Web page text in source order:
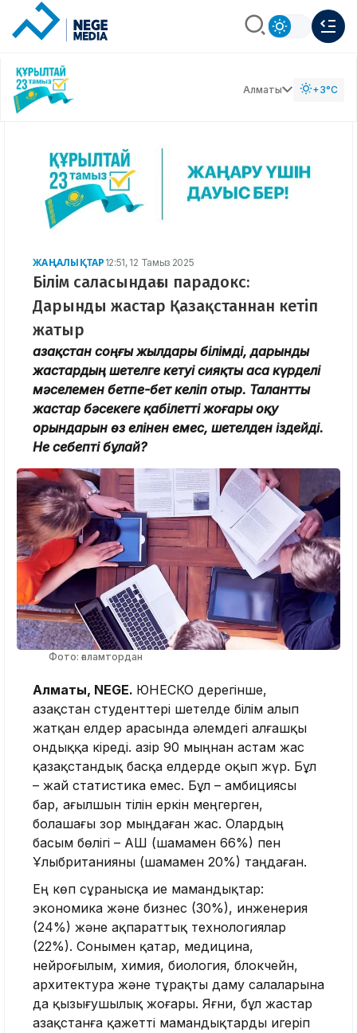
Алматы +3°C
ЖАҢАЛЫҚТАР 12:51, 12 Тамыз 2025
Білім саласындағы парадокс:
Дарынды жастар Қазақстаннан кетіп
жатыр
Қазақстан соңғы жылдары білімді, дарынды
жастардың шетелге кетуі сияқты аса күрделі
мәселемен бетпе-бет келіп отыр. Талантты
жастар бәсекеге қабілетті жоғары оқу
орындарын өз елінен емес, шетелден іздейді.
Не себепті бұлай?
Фото: ғаламтордан
Алматы, NEGE. ЮНЕСКО дерегінше,
Қазақстан студенттері шетелде білім алып
жатқан елдер арасында әлемдегі алғашқы
ондыққа кіреді. Қазір 90 мыңнан астам жас
қазақстандық басқа елдерде оқып жүр. Бұл
– жай статистика емес. Бұл – амбициясы
бар, ағылшын тілін еркін меңгерген,
болашағы зор мыңдаған жас. Олардың
басым бөлігі – АҚШ (шамамен 66%) пен
Ұлыбританияны (шамамен 20%) таңдаған.
Ең көп сұранысқа ие мамандықтар:
экономика және бизнес (30%), инженерия
(24%) және ақпараттық технологиялар
(22%). Сонымен қатар, медицина,
нейроғылым, химия, биология, блокчейн,
архитектура және тұрақты даму салаларына
да қызығушылық жоғары. Яғни, бұл жастар
Қазақстанға қажетті мамандықтарды игеріп